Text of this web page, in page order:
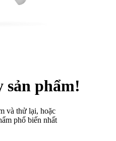
phẩm!
và thử lại, hoặc
phổ biến nhất